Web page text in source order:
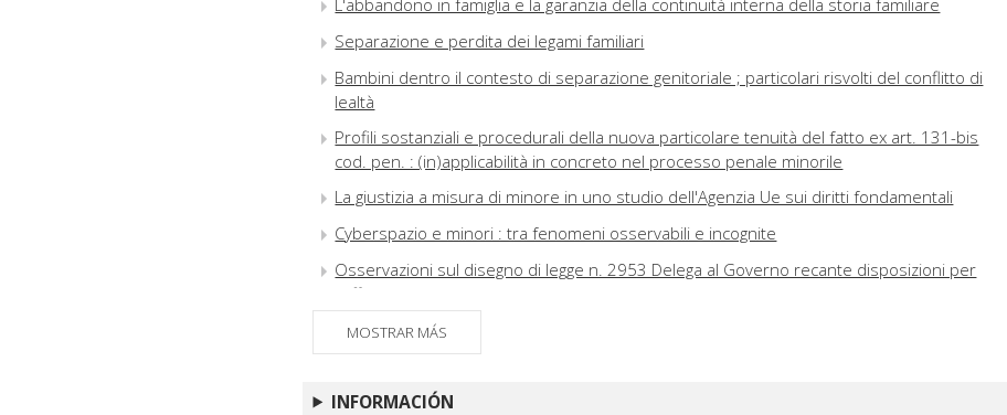
L'abbandono in famiglia e la garanzia della continuità interna della storia familiare
Separazione e perdita dei legami familiari
Bambini dentro il contesto di separazione genitoriale ; particolari risvolti del conflitto di
lealtà
Profili sostanziali e procedurali della nuova particolare tenuità del fatto ex art. 131-bis
cod. pen. : (in)applicabilità in concreto nel processo penale minorile
La giustizia a misura di minore in uno studio dell'Agenzia Ue sui diritti fondamentali
Cyberspazio e minori : tra fenomeni osservabili e incognite
Osservazioni sul disegno di legge n. 2953 Delega al Governo recante disposizioni per
l'efficienza del processo civile
L'ultima tragedia in mare
L'accesso dell'adottato adulto figlio di partoriente anonima alle sue origini familiari e
MOSTRAR MÁS
INFORMACIÓN